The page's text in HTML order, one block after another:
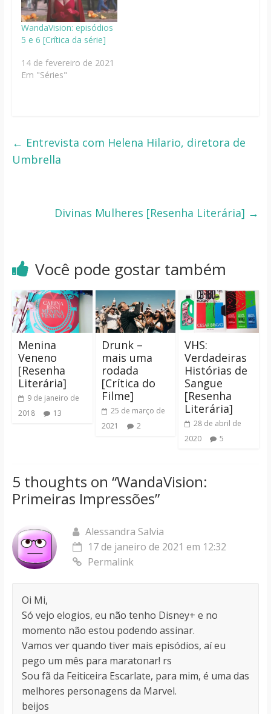
WandaVision: episódios
5 e 6 [Crítica da série]
14 de fevereiro de 2021
Em "Séries"
← Entrevista com Helena Hilario, diretora de
Umbrella
Divinas Mulheres [Resenha Literária] →
Você pode gostar também
Menina
Veneno
[Resenha
Literária]
9 de janeiro de
2018
13
Drunk –
mais uma
rodada
[Crítica do
Filme]
25 de março de
2021
2
VHS:
Verdadeiras
Histórias de
Sangue
[Resenha
Literária]
28 de abril de
2020
5
5 thoughts on “WandaVision:
Primeiras Impressões”
Alessandra Salvia
17 de janeiro de 2021 em 12:32
Permalink
Oi Mi,
Só vejo elogios, eu não tenho Disney+ e no
momento não estou podendo assinar.
Vamos ver quando tiver mais episódios, aí eu
pego um mês para maratonar! rs
Sou fã da Feiticeira Escarlate, para mim, é uma das
melhores personagens da Marvel.
beijos